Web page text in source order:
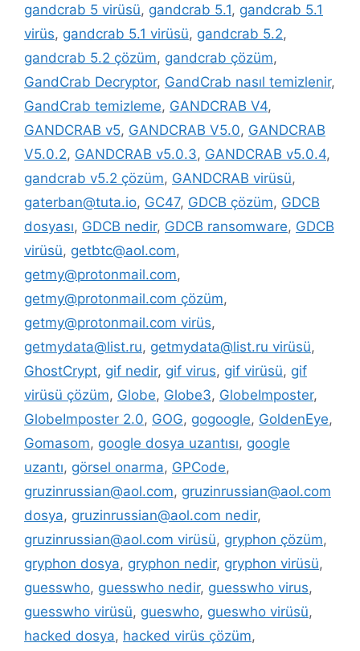
gandcrab 5 virüsü, gandcrab 5.1, gandcrab 5.1
virüs, gandcrab 5.1 virüsü, gandcrab 5.2,
gandcrab 5.2 çözüm, gandcrab çözüm,
GandCrab Decryptor, GandCrab nasıl temizlenir,
GandCrab temizleme, GANDCRAB V4,
GANDCRAB v5, GANDCRAB V5.0, GANDCRAB
V5.0.2, GANDCRAB v5.0.3, GANDCRAB v5.0.4,
gandcrab v5.2 çözüm, GANDCRAB virüsü,
gaterban@tuta.io, GC47, GDCB çözüm, GDCB
dosyası, GDCB nedir, GDCB ransomware, GDCB
virüsü, getbtc@aol.com,
getmy@protonmail.com,
getmy@protonmail.com çözüm,
getmy@protonmail.com virüs,
getmydata@list.ru, getmydata@list.ru virüsü,
GhostCrypt, gif nedir, gif virus, gif virüsü, gif
virüsü çözüm, Globe, Globe3, GlobeImposter,
GlobeImposter 2.0, GOG, gogoogle, GoldenEye,
Gomasom, google dosya uzantısı, google
uzantı, görsel onarma, GPCode,
gruzinrussian@aol.com, gruzinrussian@aol.com
dosya, gruzinrussian@aol.com nedir,
gruzinrussian@aol.com virüsü, gryphon çözüm,
gryphon dosya, gryphon nedir, gryphon virüsü,
guesswho, guesswho nedir, guesswho virus,
guesswho virüsü, gueswho, gueswho virüsü,
hacked dosya, hacked virüs çözüm,